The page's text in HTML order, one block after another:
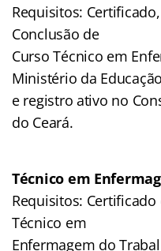
Requisitos:
Conclusão de
Curso Técnico em
Ministério da Educação
e registro ativo no
do Ceará.
Técnico em
Requisitos:
Técnico em
Enfermagem do